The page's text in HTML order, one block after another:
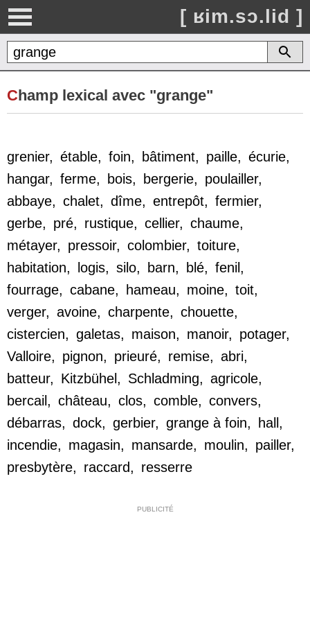
[ ʁim.sɔ.lid ]
Champ lexical avec "grange"
grenier, étable, foin, bâtiment, paille, écurie,
hangar, ferme, bois, bergerie, poulailler,
abbaye, chalet, dîme, entrepôt, fermier,
gerbe, pré, rustique, cellier, chaume,
métayer, pressoir, colombier, toiture,
habitation, logis, silo, barn, blé, fenil,
fourrage, cabane, hameau, moine, toit,
verger, avoine, charpente, chouette,
cistercien, galetas, maison, manoir, potager,
Valloire, pignon, prieuré, remise, abri,
batteur, Kitzbühel, Schladming, agricole,
bercail, château, clos, comble, convers,
débarras, dock, gerbier, grange à foin, hall,
incendie, magasin, mansarde, moulin, pailler,
presbytère, raccard, resserre
PUBLICITÉ